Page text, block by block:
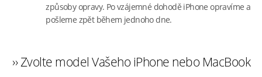
způsoby opravy. Po vzájemné dohodě iPhone opravíme a
pošleme zpět během jednoho dne.
›› Zvolte model Vašeho iPhone nebo MacBook